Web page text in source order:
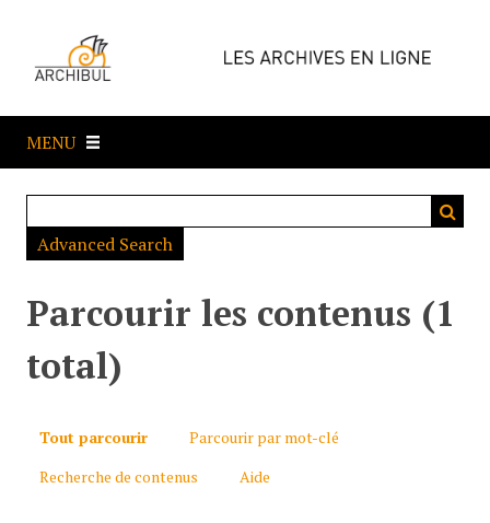
e
a
MENU
Advanced Search
Parcourir les contenus (1
total)
Tout parcourir
Parcourir par mot-clé
Recherche de contenus
Aide